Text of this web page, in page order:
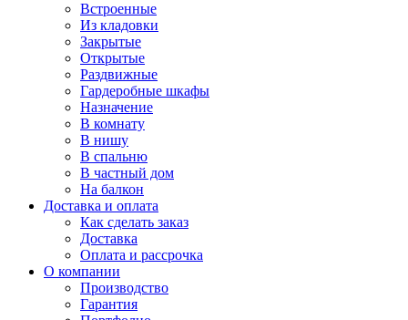
Встроенные
Из кладовки
Закрытые
Открытые
Раздвижные
Гардеробные шкафы
Назначение
В комнату
В нишу
В спальню
В частный дом
На балкон
Доставка и оплата
Как сделать заказ
Доставка
Оплата и рассрочка
О компании
Производство
Гарантия